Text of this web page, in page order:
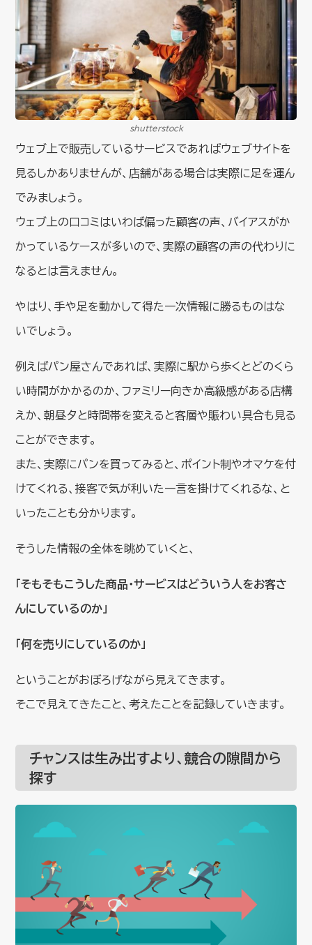
shutterstock
ウェブ上で販売しているサービスであればウェブサイトを
見るしかありませんが、店舗がある場合は実際に足を運ん
でみましょう。
ウェブ上の口コミはいわば偏った顧客の声、バイアスがか
かっているケースが多いので、実際の顧客の声の代わりに
なるとは言えません。
やはり、手や足を動かして得た一次情報に勝るものはな
いでしょう。
例えばパン屋さんであれば、実際に駅から歩くとどのくら
い時間がかかるのか、ファミリー向きか高級感がある店構
えか、朝昼夕と時間帯を変えると客層や賑わい具合も見る
ことができます。
また、実際にパンを買ってみると、ポイント制やオマケを付
けてくれる、接客で気が利いた一言を掛けてくれるな、と
いったことも分かります。
そうした情報の全体を眺めていくと、
「そもそもこうした商品・サービスはどういう人をお客さ
んにしているのか」
「何を売りにしているのか」
ということがおぼろげながら見えてきます。
そこで見えてきたこと、考えたことを記録していきます。
チャンスは生み出すより、競合の隙間から
探す